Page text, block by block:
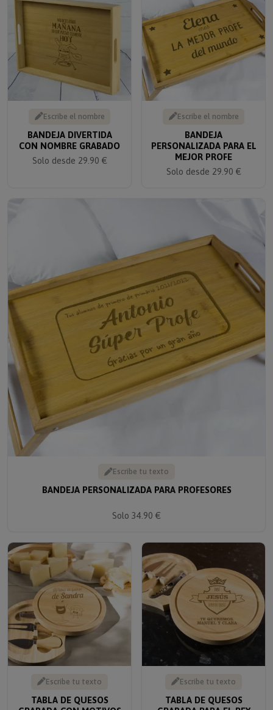
Escribe el nombre
BANDEJA DIVERTIDA
CON NOMBRE GRABADO
Solo desde 29.90 €
Escribe el nombre
BANDEJA
PERSONALIZADA PARA EL
MEJOR PROFE
Solo desde 29.90 €
Escribe tu texto
BANDEJA PERSONALIZADA PARA PROFESORES
Solo 34.90 €
Escribe tu texto
TABLA DE QUESOS
Escribe tu texto
TABLA DE QUESOS